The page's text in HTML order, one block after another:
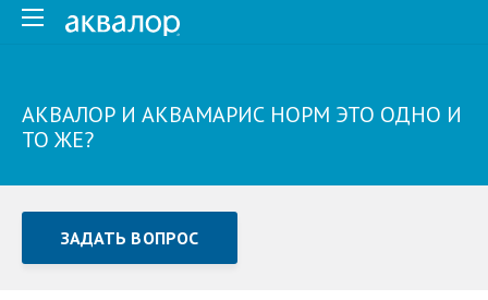
АКВАЛОР И АКВАМАРИС НОРМ ЭТО ОДНО И
ТО ЖЕ?
ЗАДАТЬ ВОПРОС